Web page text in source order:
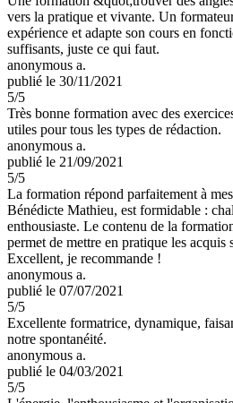
vers la pratique et vivante. Un
expérience et adapte son cours en
suffisants, juste ce qui faut.
anonymous a.
publié le 30/11/2021
5/5
Très bonne formation avec des
utiles pour tous les types de rédaction.
anonymous a.
publié le 21/09/2021
5/5
La formation répond parfaitement à
Bénédicte Mathieu, est formidable :
enthousiaste. Le contenu de la
permet de mettre en pratique les acquis
Excellent, je recommande !
anonymous a.
publié le 07/07/2021
5/5
Excellente formatrice, dynamique,
notre spontanéité.
anonymous a.
publié le 04/03/2021
5/5